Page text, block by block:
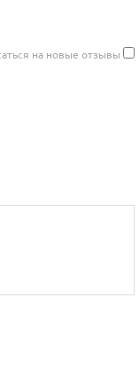
на новые отзывы